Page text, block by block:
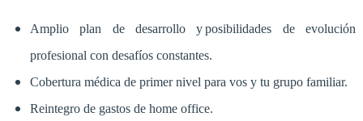
Amplio plan de desarrollo y posibilidades de evolución
profesional con desafíos constantes.
Cobertura médica de primer nivel para vos y tu grupo familiar.
Reintegro de gastos de home office.